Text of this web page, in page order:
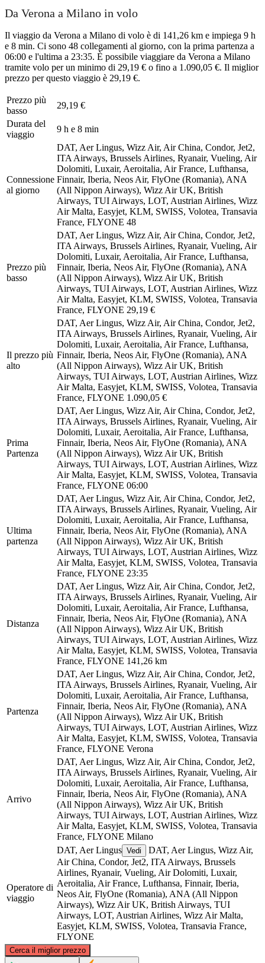
Da Verona a Milano in volo
Il viaggio da Verona a Milano di volo è di 141,26 km e impiega 9 h
e 8 min. Ci sono 48 collegamenti al giorno, con la prima partenza a
06:00 e l'ultima a 23:35. È possibile viaggiare da Verona a Milano
tramite volo per un minimo di 29,19 € o fino a 1.090,05 €. Il miglior
prezzo per questo viaggio è 29,19 €.
Prezzo più
basso
29,19 €
Durata del
viaggio
9 h e 8 min
Connessione
al giorno
DAT, Aer Lingus, Wizz Air, Air China, Condor, Jet2,
ITA Airways, Brussels Airlines, Ryanair, Vueling, Air
Dolomiti, Luxair, Aeroitalia, Air France, Lufthansa,
Finnair, Iberia, Neos Air, FlyOne (Romania), ANA
(All Nippon Airways), Wizz Air UK, British
Airways, TUI Airways, LOT, Austrian Airlines, Wizz
Air Malta, Easyjet, KLM, SWISS, Volotea, Transavia
France, FLYONE 48
Prezzo più
basso
DAT, Aer Lingus, Wizz Air, Air China, Condor, Jet2,
ITA Airways, Brussels Airlines, Ryanair, Vueling, Air
Dolomiti, Luxair, Aeroitalia, Air France, Lufthansa,
Finnair, Iberia, Neos Air, FlyOne (Romania), ANA
(All Nippon Airways), Wizz Air UK, British
Airways, TUI Airways, LOT, Austrian Airlines, Wizz
Air Malta, Easyjet, KLM, SWISS, Volotea, Transavia
France, FLYONE 29,19 €
Il prezzo più
alto
DAT, Aer Lingus, Wizz Air, Air China, Condor, Jet2,
ITA Airways, Brussels Airlines, Ryanair, Vueling, Air
Dolomiti, Luxair, Aeroitalia, Air France, Lufthansa,
Finnair, Iberia, Neos Air, FlyOne (Romania), ANA
(All Nippon Airways), Wizz Air UK, British
Airways, TUI Airways, LOT, Austrian Airlines, Wizz
Air Malta, Easyjet, KLM, SWISS, Volotea, Transavia
France, FLYONE 1.090,05 €
Prima
Partenza
DAT, Aer Lingus, Wizz Air, Air China, Condor, Jet2,
ITA Airways, Brussels Airlines, Ryanair, Vueling, Air
Dolomiti, Luxair, Aeroitalia, Air France, Lufthansa,
Finnair, Iberia, Neos Air, FlyOne (Romania), ANA
(All Nippon Airways), Wizz Air UK, British
Airways, TUI Airways, LOT, Austrian Airlines, Wizz
Air Malta, Easyjet, KLM, SWISS, Volotea, Transavia
France, FLYONE 06:00
Ultima
partenza
DAT, Aer Lingus, Wizz Air, Air China, Condor, Jet2,
ITA Airways, Brussels Airlines, Ryanair, Vueling, Air
Dolomiti, Luxair, Aeroitalia, Air France, Lufthansa,
Finnair, Iberia, Neos Air, FlyOne (Romania), ANA
(All Nippon Airways), Wizz Air UK, British
Airways, TUI Airways, LOT, Austrian Airlines, Wizz
Air Malta, Easyjet, KLM, SWISS, Volotea, Transavia
France, FLYONE 23:35
Distanza
DAT, Aer Lingus, Wizz Air, Air China, Condor, Jet2,
ITA Airways, Brussels Airlines, Ryanair, Vueling, Air
Dolomiti, Luxair, Aeroitalia, Air France, Lufthansa,
Finnair, Iberia, Neos Air, FlyOne (Romania), ANA
(All Nippon Airways), Wizz Air UK, British
Airways, TUI Airways, LOT, Austrian Airlines, Wizz
Air Malta, Easyjet, KLM, SWISS, Volotea, Transavia
France, FLYONE 141,26 km
Partenza
DAT, Aer Lingus, Wizz Air, Air China, Condor, Jet2,
ITA Airways, Brussels Airlines, Ryanair, Vueling, Air
Dolomiti, Luxair, Aeroitalia, Air France, Lufthansa,
Finnair, Iberia, Neos Air, FlyOne (Romania), ANA
(All Nippon Airways), Wizz Air UK, British
Airways, TUI Airways, LOT, Austrian Airlines, Wizz
Air Malta, Easyjet, KLM, SWISS, Volotea, Transavia
France, FLYONE Verona
Arrivo
DAT, Aer Lingus, Wizz Air, Air China, Condor, Jet2,
ITA Airways, Brussels Airlines, Ryanair, Vueling, Air
Dolomiti, Luxair, Aeroitalia, Air France, Lufthansa,
Finnair, Iberia, Neos Air, FlyOne (Romania), ANA
(All Nippon Airways), Wizz Air UK, British
Airways, TUI Airways, LOT, Austrian Airlines, Wizz
Air Malta, Easyjet, KLM, SWISS, Volotea, Transavia
France, FLYONE Milano
Operatore di
viaggio
DAT, Aer Lingus Vedi
DAT, Aer Lingus, Wizz Air,
Air China, Condor, Jet2, ITA Airways, Brussels
Airlines, Ryanair, Vueling, Air Dolomiti, Luxair,
Aeroitalia, Air France, Lufthansa, Finnair, Iberia,
Neos Air, FlyOne (Romania), ANA (All Nippon
Airways), Wizz Air UK, British Airways, TUI
Airways, LOT, Austrian Airlines, Wizz Air Malta,
Easyjet, KLM, SWISS, Volotea, Transavia France,
FLYONE
Cerca il miglior prezzo